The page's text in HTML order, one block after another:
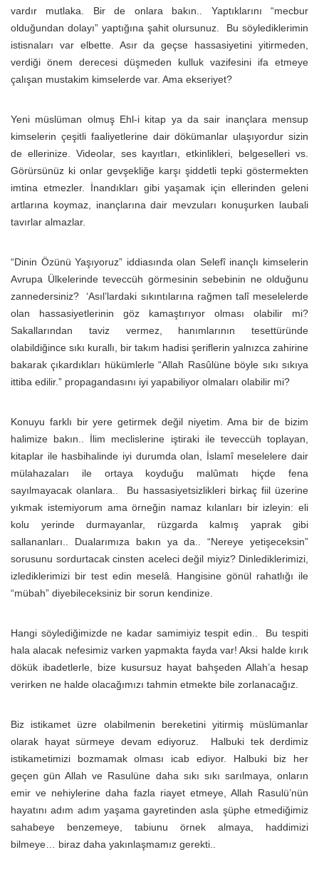
vardır mutlaka. Bir de onlara bakın.. Yaptıklarını “mecbur
olduğundan dolayı” yaptığına şahit olursunuz. Bu söylediklerimin
istisnaları var elbette. Asır da geçse hassasiyetini yitirmeden,
verdiği önem derecesi düşmeden kulluk vazifesini ifa etmeye
çalışan mustakim kimselerde var. Ama ekseriyet?
Yeni müslüman olmuş Ehl-i kitap ya da sair inançlara mensup
kimselerin çeşitli faaliyetlerine dair dökümanlar ulaşıyordur sizin
de ellerinize. Videolar, ses kayıtları, etkinlikleri, belgeselleri vs.
Görürsünüz ki onlar gevşekliğe karşı şiddetli tepki göstermekten
imtina etmezler. İnandıkları gibi yaşamak için ellerinden geleni
artlarına koymaz, inançlarına dair mevzuları konuşurken laubali
tavırlar almazlar.
“Dinin Özünü Yaşıyoruz” iddiasında olan Selefî inançlı kimselerin
Avrupa Ülkelerinde teveccüh görmesinin sebebinin ne olduğunu
zannedersiniz? ‘Asıl’lardaki sıkıntılarına rağmen talî meselelerde
olan hassasiyetlerinin göz kamaştırıyor olması olabilir mi?
Sakallarından taviz vermez, hanımlarının tesettüründe
olabildiğince sıkı kurallı, bir takım hadisi şeriflerin yalnızca zahirine
bakarak çıkardıkları hükümlerle “Allah Rasûlüne böyle sıkı sıkıya
ittiba edilir.” propagandasını iyi yapabiliyor olmaları olabilir mi?
Konuyu farklı bir yere getirmek değil niyetim. Ama bir de bizim
halimize bakın.. İlim meclislerine iştiraki ile teveccüh toplayan,
kitaplar ile hasbihalinde iyi durumda olan, İslamî meselelere dair
mülahazaları ile ortaya koyduğu malûmatı hiçde fena
sayılmayacak olanlara.. Bu hassasiyetsizlikleri birkaç fiil üzerine
yıkmak istemiyorum ama örneğin namaz kılanları bir izleyin: eli
kolu yerinde durmayanlar, rüzgarda kalmış yaprak gibi
sallananları.. Dualarımıza bakın ya da.. “Nereye yetişeceksin”
sorusunu sordurtacak cinsten aceleci değil miyiz? Dinlediklerimizi,
izlediklerimizi bir test edin meselâ. Hangisine gönül rahatlığı ile
“mübah” diyebileceksiniz bir sorun kendinize.
Hangi söylediğimizde ne kadar samimiyiz tespit edin.. Bu tespiti
hala alacak nefesimiz varken yapmakta fayda var! Aksi halde kırık
dökük ibadetlerle, bize kusursuz hayat bahşeden Allah’a hesap
verirken ne halde olacağımızı tahmin etmekte bile zorlanacağız.
Biz istikamet üzre olabilmenin bereketini yitirmiş müslümanlar
olarak hayat sürmeye devam ediyoruz. Halbuki tek derdimiz
istikametimizi bozmamak olması icab ediyor. Halbuki biz her
geçen gün Allah ve Rasulüne daha sıkı sıkı sarılmaya, onların
emir ve nehiylerine daha fazla riayet etmeye, Allah Rasulü’nün
hayatını adım adım yaşama gayretinden asla şüphe etmediğimiz
sahabeye benzemeye, tabiunu örnek almaya, haddimizi
bilmeye… biraz daha yakınlaşmamız gerekti..